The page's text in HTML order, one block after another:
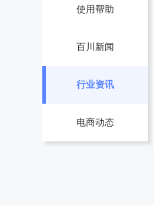
使用帮助
百川新闻
行业资讯
电商动态